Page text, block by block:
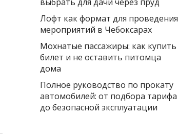
Лофт как формат для проведения
мероприятий в Чебоксарах
Мохнатые пассажиры: как купить
билет и не оставить питомца
дома
Полное руководство по прокату
автомобилей: от подбора тарифа
до безопасной эксплуатации